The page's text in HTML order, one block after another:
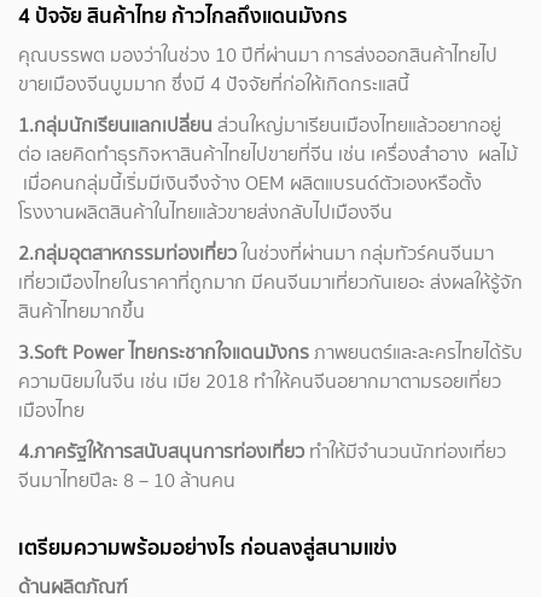
4 ปัจจัย สินค้าไทย ก้าวไกลถึงแดนมังกร
คุณบรรพต มองว่าในช่วง 10 ปีที่ผ่านมา การส่งออกสินค้าไทยไป
ขายเมืองจีนบูมมาก ซึ่งมี 4 ปัจจัยที่ก่อให้เกิดกระแสนี้
1.กลุ่มนักเรียนแลกเปลี่ยน ส่วนใหญ่มาเรียนเมืองไทยแล้วอยากอยู่
ต่อ เลยคิดทำธุรกิจหาสินค้าไทยไปขายที่จีน เช่น เครื่องสำอาง ผลไม้
เมื่อคนกลุ่มนี้เริ่มมีเงินจึงจ้าง OEM ผลิตแบรนด์ตัวเองหรือตั้ง
โรงงานผลิตสินค้าในไทยแล้วขายส่งกลับไปเมืองจีน
2.กลุ่มอุตสาหกรรมท่องเที่ยวในช่วงที่ผ่านมา กลุ่มทัวร์คนจีนมา
เที่ยวเมืองไทยในราคาที่ถูกมาก มีคนจีนมาเที่ยวกันเยอะ ส่งผลให้รู้จัก
สินค้าไทยมากขึ้น
3.Soft Power ไทยกระชากใจแดนมังกรภาพยนตร์และละครไทยได้รับ
ความนิยมในจีน เช่น เมีย 2018 ทำให้คนจีนอยากมาตามรอยเที่ยว
เมืองไทย
4.ภาครัฐให้การสนับสนุนการท่องเที่ยว ทำให้มีจำนวนนักท่องเที่ยว
จีนมาไทยปีละ 8 – 10 ล้านคน
เตรียมความพร้อมอย่างไร ก่อนลงสู่สนามแข่ง
ด้านผลิตภัณฑ์